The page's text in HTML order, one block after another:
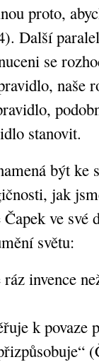
proto,
Další
se
naše
stanovit.
být ke
jak
ve své
světu:
invence
k povaze